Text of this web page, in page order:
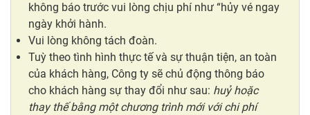
không báo trước vui lòng chịu phí như “hủy vé ngay
ngày khởi hành.
Vui lòng không tách đoàn.
Tuỳ theo tình hình thực tế và sự thuận tiện, an toàn
của khách hàng, Công ty sẽ chủ động thông báo
cho khách hàng sự thay đổi như sau: huỷ hoặc
thay thế bằng một chương trình mới với chi phí